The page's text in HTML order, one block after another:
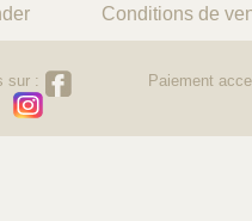
Conditions de
sur : Paiement